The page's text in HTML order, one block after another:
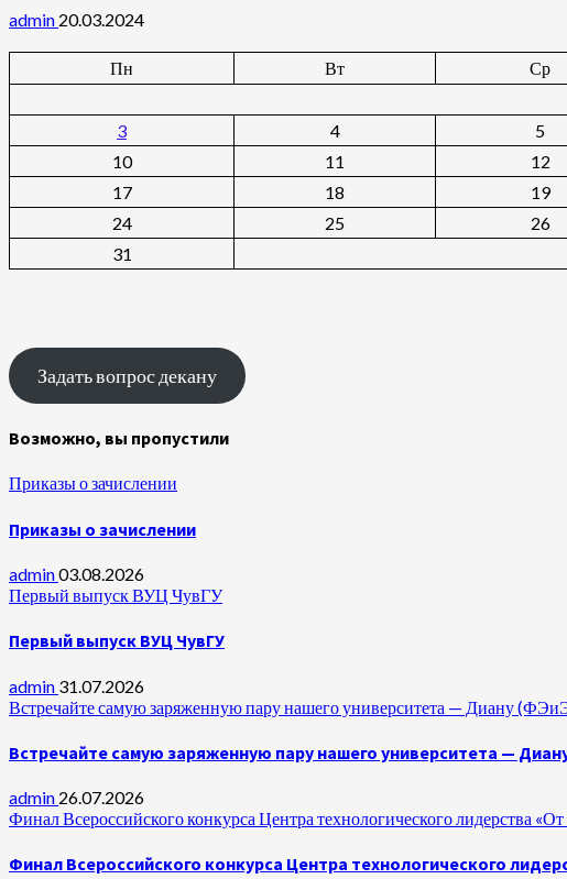
admin 20.03.2024
Пн
Вт Ср
3
4 5
10
11 12
17
18 19
24
25 26
31
Задать вопрос декану
Возможно, вы пропустили
Приказы о зачислении
Приказы о зачислении
admin03.08.2026
Первый выпуск ВУЦ ЧувГУ
Первый выпуск ВУЦ ЧувГУ
admin 31.07.2026
Встречайте самую заряженную пару нашего университета — Диану
Встречайте самую заряженную пару нашего университета —
admin 26.07.2026
Финал Всероссийского конкурса Центра технологического лидерства
Финал Всероссийского конкурса Центра технологического